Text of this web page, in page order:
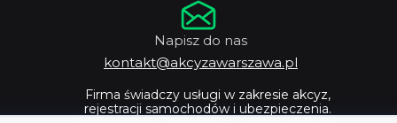
Firma świadczy usługi w zakresie akcyz,
rejestracji samochodów i ubezpieczenia.
Napisz do nas
kontakt@akcyzawarszawa.pl